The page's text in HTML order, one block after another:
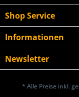
Shop Service
Informationen
Newsletter
* Alle Preise inkl.